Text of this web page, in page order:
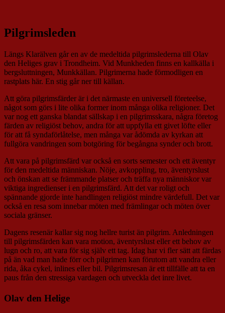
Pilgrimsleden
Längs Klarälven går en av de medeltida pilgrimslederna till Olav
den Heliges grav i Trondheim. Vid Munkheden finns en kallkälla i
bergsluttningen, Munkkällan. Pilgrimerna hade förmodligen en
rastplats här. En stig går ner till källan.
Att göra pilgrimsfärder är i det närmaste en universell företeelse,
något som görs i lite olika former inom många olika religioner. Det
var nog ett ganska blandat sällskap i en pilgrimsskara, några företog
färden av religiöst behov, andra för att uppfylla ett givet löfte eller
för att få syndaförlåtelse, men många var ådömda av kyrkan att
fullgöra vandringen som botgöring för begångna synder och brott.
Att vara på pilgrimsfärd var också en sorts semester och ett äventyr
för den medeltida människan. Nöje, avkoppling, tro, äventyrslust
och önskan att se främmande platser och träffa nya människor var
viktiga ingredienser i en pilgrimsfärd. Att det var roligt och
spännande gjorde inte handlingen religiöst mindre värdefull. Det var
också en resa som innebar möten med främlingar och möten över
sociala gränser.
Dagens resenär kallar sig nog hellre turist än pilgrim. Anledningen
till pilgrimsfärden kan vara motion, äventyrslust eller ett behov av
lugn och ro, att vara för sig själv ett tag. Idag har vi fler sätt att färdas
på än vad man hade förr och pilgrimen kan förutom att vandra eller
rida, åka cykel, inlines eller bil. Pilgrimsresan är ett tillfälle att ta en
paus från den stressiga vardagen och utveckla det inre livet.
Olav den Helige